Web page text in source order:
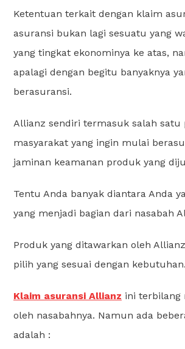
Ketentuan terkait dengan klaim
asuransi bukan lagi sesuatu yang
yang tingkat ekonominya ke atas,
apalagi dengan begitu banyaknya
berasuransi.
Allianz sendiri termasuk salah satu
masyarakat yang ingin mulai
jaminan keamanan produk yang
Tentu Anda banyak diantara Anda
yang menjadi bagian dari nasabah
Produk yang ditawarkan oleh
pilih yang sesuai dengan kebutuhan.
Klaim asuransi Allianz ini terbilang
oleh nasabahnya. Namun ada
adalah :